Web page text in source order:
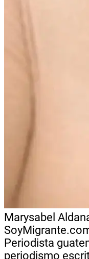
Marysabel
Periodista
periodismo